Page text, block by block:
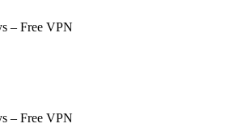
– Free VPN
– Free VPN